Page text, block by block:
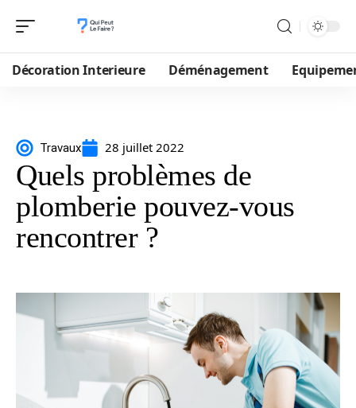
Décoration Interieure Déménagement
Travaux 28 juillet 2022
Quels problèmes de
plomberie pouvez-vous
rencontrer ?